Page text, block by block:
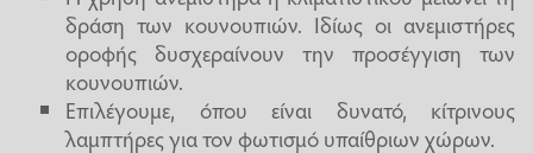
δράση των κουνουπιών. Ιδίως οι ανεμιστήρες
οροφής δυσχεραίνουν την προσέγγιση των
κουνουπιών.
Επιλέγουμε, όπου είναι δυνατό, κίτρινους
λαμπτήρες για τον φωτισμό υπαίθριων χώρων.